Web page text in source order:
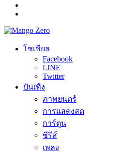
โซเชียล
Facebook
LINE
Twitter
บันเทิง
ภาพยนตร์
การแสดงสด
การ์ตูน
ซีรีส์
เพลง